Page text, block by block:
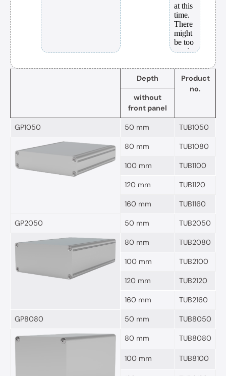
Depth
Product
no.
without
front panel
GP1050 50 mm TUB1050
80 mm TUB1080
100 mm TUB1100
120 mm TUB1120
160 mm TUB1160
GP2050 50 mm TUB2050
80 mm TUB2080
100 mm TUB2100
120 mm TUB2120
160 mm TUB2160
GP8080 50 mm TUB8050
80 mm TUB8080
100 mm TUB8100